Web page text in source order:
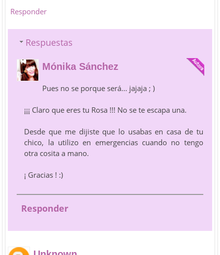
Responder
Respuestas
Mónika Sánchez
Pues no se porque será... jajaja ; )
¡¡¡ Claro que eres tu Rosa !!! No se te escapa una.
Desde que me dijiste que lo usabas en casa de tu
chico, la utilizo en emergencias cuando no tengo
otra cosita a mano.
¡ Gracias ! :)
Responder